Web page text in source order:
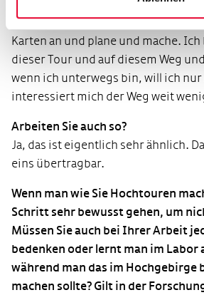
übertragbar. Zuhause überlege ich
wie ich auf diesen Berg steige. Ich
Karten an und plane und mache.
dieser Tour und auf diesem Weg
wenn ich unterwegs bin, will ich nur
interessiert mich der Weg weit
Arbeiten Sie auch so?
Ja, das ist eigentlich sehr ähnlich.
eins übertragbar.
Wenn man wie Sie Hochtouren
Schritt sehr bewusst gehen, um
Müssen Sie auch bei Ihrer Arbeit
bedenken oder lernt man im Labor
während man das im Hochgebirge
machen sollte? Gilt in der